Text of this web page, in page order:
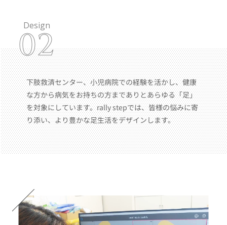
Design
02
下肢救済センター、小児病院での経験を活かし、健康
な方から病気をお持ちの方までありとあらゆる「足」
を対象にしています。rally stepでは、皆様の悩みに寄
り添い、より豊かな足生活をデザインします。